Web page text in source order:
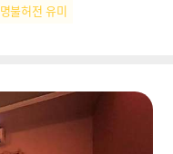
명불허전 유미